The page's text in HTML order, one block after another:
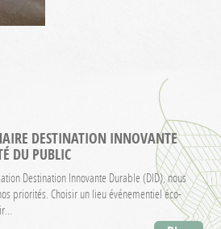
DESTINATION INNOVANTE
DU PUBLIC
Destination Innovante Durable (DID), nous
priorités. Choisir un lieu événementiel éco-